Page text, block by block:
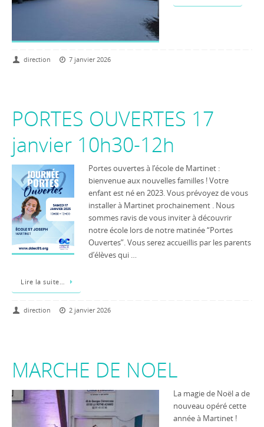
direction 7 janvier 2026
PORTES OUVERTES 17
janvier 10h30-12h
Portes ouvertes à l’école de Martinet :
bienvenue aux nouvelles familles ! Votre
enfant est né en 2023. Vous prévoyez de vous
installer à Martinet prochainement . Nous
sommes ravis de vous inviter à découvrir
notre école lors de notre matinée “Portes
Ouvertes”. Vous serez accueillis par les parents
d’élèves qui …
Lire la suite…
direction 2 janvier 2026
MARCHE DE NOEL
La magie de Noël a de
nouveau opéré cette
année à Martinet !